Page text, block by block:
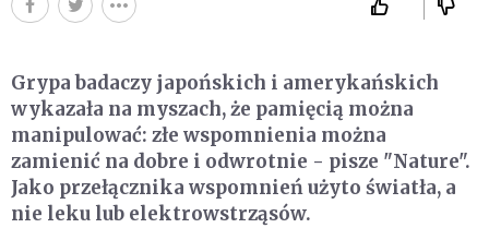
Grypa badaczy japońskich i amerykańskich
wykazała na myszach, że pamięcią można
manipulować: złe wspomnienia można
zamienić na dobre i odwrotnie - pisze "Nature".
Jako przełącznika wspomnień użyto światła, a
nie leku lub elektrowstrząsów.